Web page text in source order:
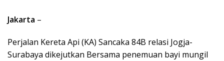
Jakarta –
Perjalan Kereta Api (KA) Sancaka 84B relasi Jogja-
Surabaya dikejutkan Bersama penemuan bayi mungil